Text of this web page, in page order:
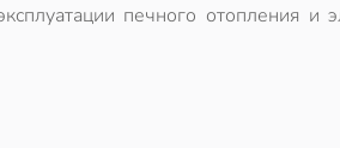
печного отопления и